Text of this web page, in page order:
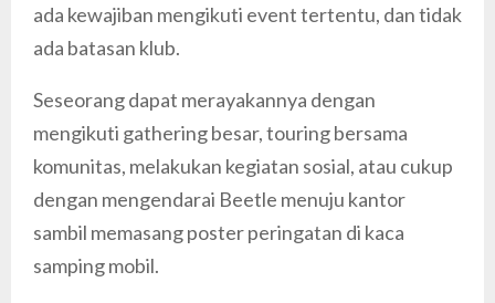
ada kewajiban mengikuti event tertentu, dan tidak
ada batasan klub.
Seseorang dapat merayakannya dengan
mengikuti gathering besar, touring bersama
komunitas, melakukan kegiatan sosial, atau cukup
dengan mengendarai Beetle menuju kantor
sambil memasang poster peringatan di kaca
samping mobil.